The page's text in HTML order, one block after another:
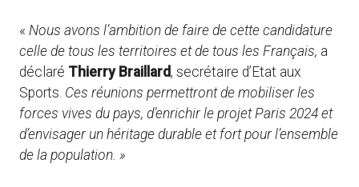
« Nous avons l’ambition de faire de cette candidature
celle de tous les territoires et de tous les Français, a
déclaré Thierry Braillard , secrétaire d’Etat aux
Sports. Ces réunions permettront de mobiliser les
forces vives du pays, d’enrichir le projet Paris 2024 et
d’envisager un héritage durable et fort pour l’ensemble
de la population. »